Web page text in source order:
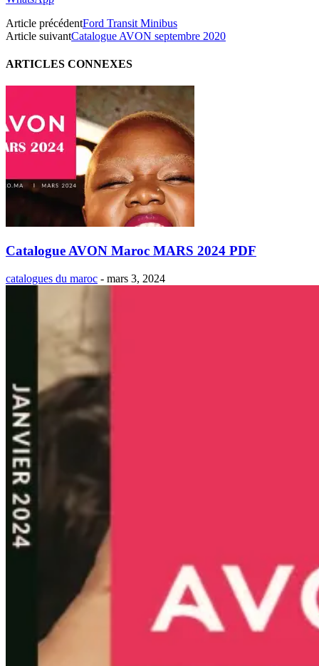
Article précédentFord Transit Minibus
Article suivantCatalogue AVON septembre 2020
ARTICLES CONNEXES
Catalogue AVON Maroc MARS 2024 PDF
catalogues du maroc - mars 3, 2024